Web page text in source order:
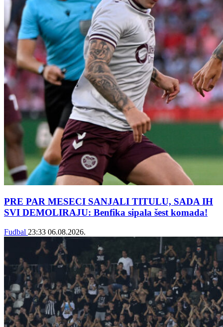
PRE PAR MESECI SANJALI TITULU, SADA IH
SVI DEMOLIRAJU: Benfika sipala šest komada!
Fudbal 23:33 06.08.2026.